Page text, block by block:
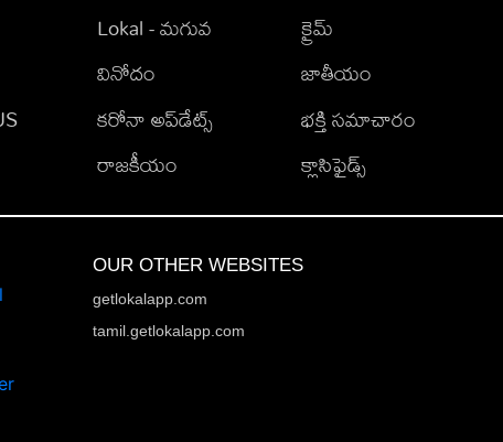
Lokal - మగువ
వినోదం
కరోనా అప్‌డేట్స్
రాజకీయం
క్రైమ్
జాతీయం
భక్తి సమాచారం
క్లాసిఫైడ్స్
OUR OTHER WEBSITES
getlokalapp.com
tamil.getlokalapp.com